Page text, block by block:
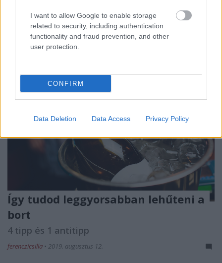
I want to allow Google to enable storage
related to security, including authentication
functionality and fraud prevention, and other
user protection.
CONFIRM
Data Deletion Data Access Privacy Policy
borakadémikus segítségével.
Így tudod leggyorsabban lehűteni a
bort
4 tipp és 1 antitipp
ferenczicsilla • 2019. augusztus 12.